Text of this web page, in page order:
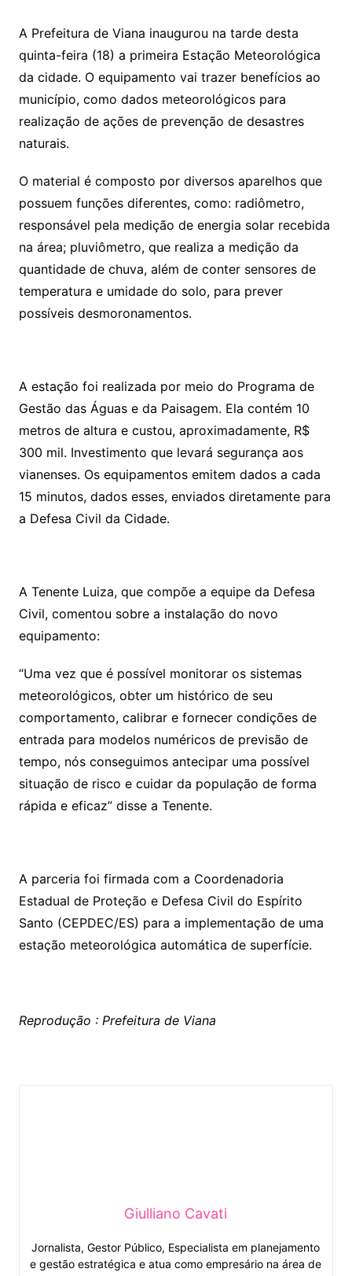
A Prefeitura de Viana inaugurou na tarde desta
quinta-feira (18) a primeira Estação Meteorológica
da cidade. O equipamento vai trazer benefícios ao
município, como dados meteorológicos para
realização de ações de prevenção de desastres
naturais.
O material é composto por diversos aparelhos que
possuem funções diferentes, como: radiômetro,
responsável pela medição de energia solar recebida
na área; pluviômetro, que realiza a medição da
quantidade de chuva, além de conter sensores de
temperatura e umidade do solo, para prever
possíveis desmoronamentos.
A estação foi realizada por meio do Programa de
Gestão das Águas e da Paisagem. Ela contém 10
metros de altura e custou, aproximadamente, R$
300 mil. Investimento que levará segurança aos
vianenses. Os equipamentos emitem dados a cada
15 minutos, dados esses, enviados diretamente para
a Defesa Civil da Cidade.
A Tenente Luiza, que compõe a equipe da Defesa
Civil, comentou sobre a instalação do novo
equipamento:
“Uma vez que é possível monitorar os sistemas
meteorológicos, obter um histórico de seu
comportamento, calibrar e fornecer condições de
entrada para modelos numéricos de previsão de
tempo, nós conseguimos antecipar uma possível
situação de risco e cuidar da população de forma
rápida e eficaz” disse a Tenente.
A parceria foi firmada com a Coordenadoria
Estadual de Proteção e Defesa Civil do Espírito
Santo (CEPDEC/ES) para a implementação de uma
estação meteorológica automática de superfície.
Reprodução : Prefeitura de Viana
Giulliano Cavati
Jornalista, Gestor Público, Especialista em planejamento
e gestão estratégica e atua como empresário na área de